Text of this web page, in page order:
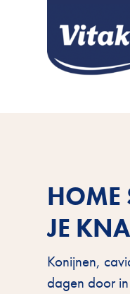
HOME
JE
Konijnen,
dagen door